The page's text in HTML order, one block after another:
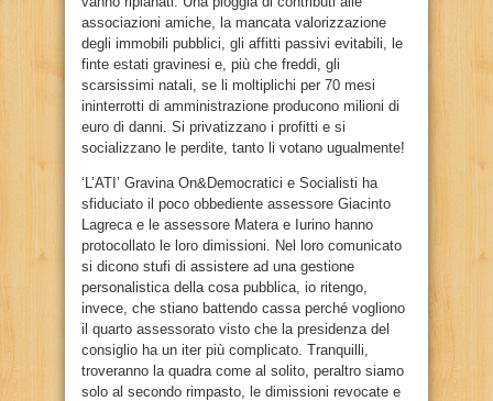
associazioni amiche, la mancata valorizzazione
degli immobili pubblici, gli affitti passivi evitabili, le
finte estati gravinesi e, più che freddi, gli
scarsissimi natali, se li moltiplichi per 70 mesi
ininterrotti di amministrazione producono milioni di
euro di danni. Si privatizzano i profitti e si
socializzano le perdite, tanto li votano ugualmente!
‘L’ATI’ Gravina On&Democratici e Socialisti ha
sfiduciato il poco obbediente assessore Giacinto
Lagreca e le assessore Matera e Iurino hanno
protocollato le loro dimissioni. Nel loro comunicato
si dicono stufi di assistere ad una gestione
personalistica della cosa pubblica, io ritengo,
invece, che stiano battendo cassa perché vogliono
il quarto assessorato visto che la presidenza del
consiglio ha un iter più complicato. Tranquilli,
troveranno la quadra come al solito, peraltro siamo
solo al secondo rimpasto, le dimissioni revocate e